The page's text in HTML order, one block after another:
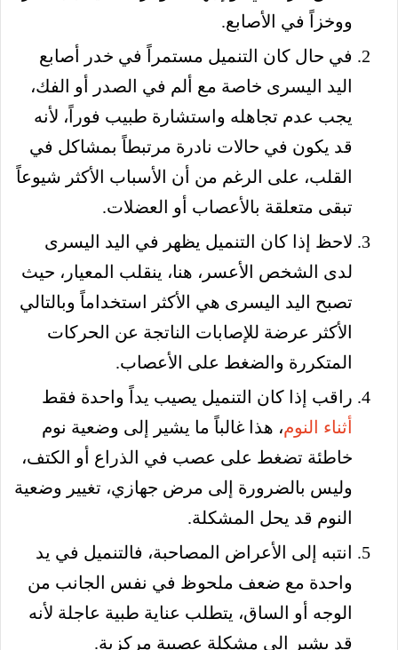
ووخزاً في الأصابع.
في حال كان التنميل مستمراً في خدر أصابع
اليد اليسرى خاصة مع ألم في الصدر أو الفك،
يجب عدم تجاهله واستشارة طبيب فوراً، لأنه
قد يكون في حالات نادرة مرتبطاً بمشاكل في
القلب، على الرغم من أن الأسباب الأكثر شيوعاً
تبقى متعلقة بالأعصاب أو العضلات.
لاحظ إذا كان التنميل يظهر في اليد اليسرى
لدى الشخص الأعسر، هنا، ينقلب المعيار، حيث
تصبح اليد اليسرى هي الأكثر استخداماً وبالتالي
الأكثر عرضة للإصابات الناتجة عن الحركات
المتكررة والضغط على الأعصاب.
راقب إذا كان التنميل يصيب يداً واحدة فقط
أثناء النوم، هذا غالباً ما يشير إلى وضعية نوم
خاطئة تضغط على عصب في الذراع أو الكتف،
وليس بالضرورة إلى مرض جهازي، تغيير وضعية
النوم قد يحل المشكلة.
انتبه إلى الأعراض المصاحبة، فالتنميل في يد
واحدة مع ضعف ملحوظ في نفس الجانب من
الوجه أو الساق، يتطلب عناية طبية عاجلة لأنه
قد يشير إلى مشكلة عصبية مركزية.